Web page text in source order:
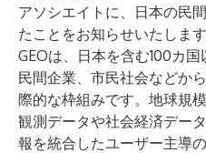
アソシエイトに、日本の民
たことをお知らせいたします
GEOは、日本を含む100カ
民間企業、市民社会などか
際的な枠組みです。地球規
観測データや社会経済デー
報を統合したユーザー主導